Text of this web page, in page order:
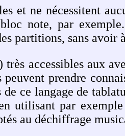
et ne nécessitent
note, par
partitions, sans avoir
très accessibles aux
prendre
ce langage de
utilisant par
au déchiffrage